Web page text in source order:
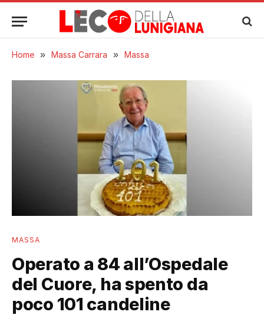
Home » Massa Carrara » Massa
MASSA
Operato a 84 all’Ospedale
del Cuore, ha spento da
poco 101 candeline